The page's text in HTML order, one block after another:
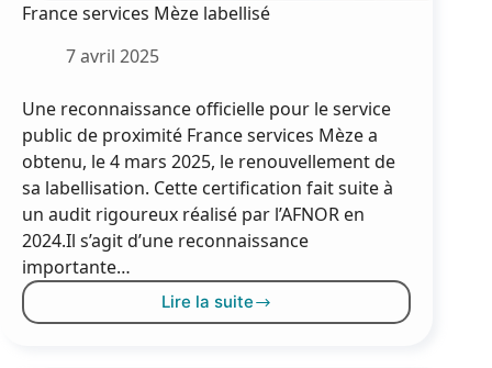
France services Mèze labellisé
7 avril 2025
Une reconnaissance officielle pour le service
public de proximité France services Mèze a
obtenu, le 4 mars 2025, le renouvellement de
sa labellisation. Cette certification fait suite à
un audit rigoureux réalisé par l’AFNOR en
2024.Il s’agit d’une reconnaissance
importante…
Lire la suite
France